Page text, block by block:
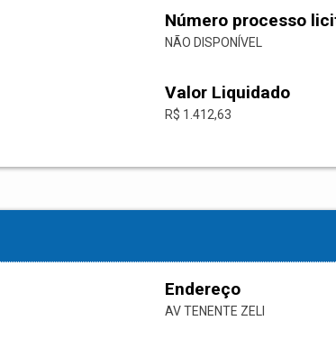
Número processo
NÃO DISPONÍVEL
Valor Liquidado
R$ 1.412,63
Endereço
AV TENENTE ZELI